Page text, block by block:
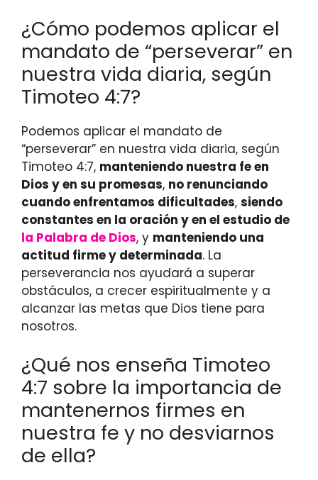
¿Cómo podemos aplicar el
mandato de “perseverar” en
nuestra vida diaria, según
Timoteo 4:7?
Podemos aplicar el mandato de
“perseverar” en nuestra vida diaria, según
Timoteo 4:7, manteniendo nuestra fe en
Dios y en su promesas, no renunciando
cuando enfrentamos dificultades, siendo
constantes en la oración y en el estudio de
la Palabra de Dios, y manteniendo una
actitud firme y determinada. La
perseverancia nos ayudará a superar
obstáculos, a crecer espiritualmente y a
alcanzar las metas que Dios tiene para
nosotros.
¿Qué nos enseña Timoteo
4:7 sobre la importancia de
mantenernos firmes en
nuestra fe y no desviarnos
de ella?